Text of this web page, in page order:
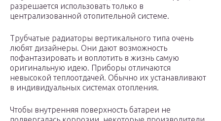
разрешается использовать только в
централизованной отопительной системе.
Трубчатые радиаторы вертикального типа очень
любят дизайнеры. Они дают возможность
пофантазировать и воплотить в жизнь самую
оригинальную идею. Приборы отличаются
невысокой теплоотдачей. Обычно их устанавливают
в индивидуальных системах отопления.
Чтобы внутренняя поверхность батареи не